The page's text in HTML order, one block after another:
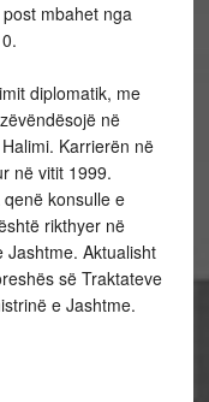
mbahet nga
diplomatik, me
në
Karrierën në
në vitit 1999.
konsulle e
rikthyer në
Jashtme. Aktualisht
së Traktateve
e Jashtme.